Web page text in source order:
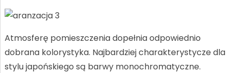
Atmosferę pomieszczenia dopełnia odpowiednio
dobrana kolorystyka. Najbardziej charakterystycze dla
stylu japońskiego są barwy monochromatyczne.